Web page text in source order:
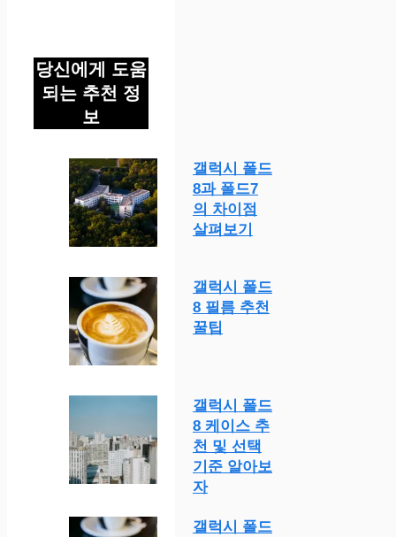
당신에게 도움
되는 추천 정
보
갤럭시 폴드
8과 폴드7
의 차이점
살펴보기
갤럭시 폴드
8 필름 추천
꿀팁
갤럭시 폴드
8 케이스 추
천 및 선택
기준 알아보
자
갤럭시 폴드